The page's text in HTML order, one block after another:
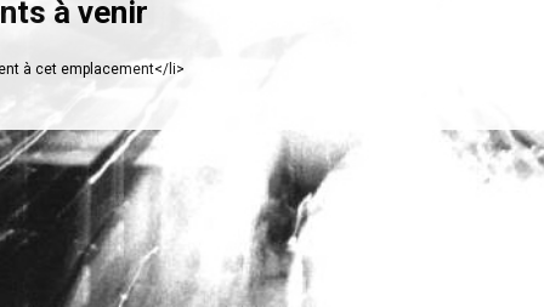
à venir
à cet emplacement</li>